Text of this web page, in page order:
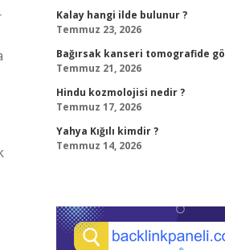
Kalay hangi ilde bulunur ?
Temmuz 23, 2026
Bağırsak kanseri tomografide
Temmuz 21, 2026
Hindu kozmolojisi nedir ?
Temmuz 17, 2026
Yahya Kığılı kimdir ?
Temmuz 14, 2026